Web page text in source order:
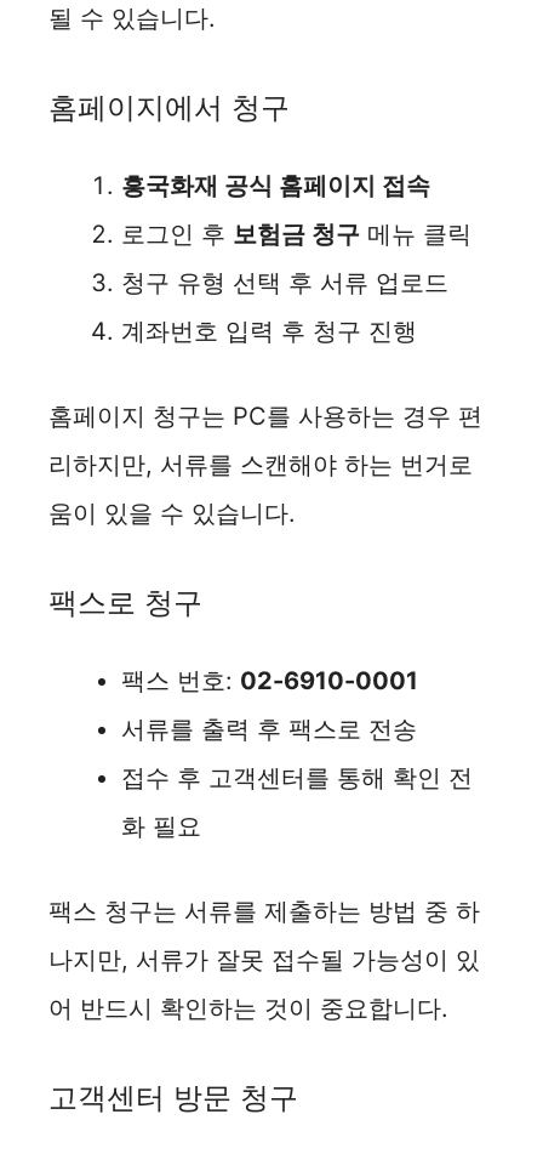
d
e
o
될 수 있습니다.
홈페이지에서 청구
흥국화재 공식 홈페이지 접속
로그인 후 보험금 청구 메뉴 클릭
청구 유형 선택 후 서류 업로드
계좌번호 입력 후 청구 진행
홈페이지 청구는 PC를 사용하는 경우 편
리하지만, 서류를 스캔해야 하는 번거로
움이 있을 수 있습니다.
팩스로 청구
팩스 번호: 02-6910-0001
서류를 출력 후 팩스로 전송
접수 후 고객센터를 통해 확인 전
화 필요
팩스 청구는 서류를 제출하는 방법 중 하
나지만, 서류가 잘못 접수될 가능성이 있
어 반드시 확인하는 것이 중요합니다.
고객센터 방문 청구